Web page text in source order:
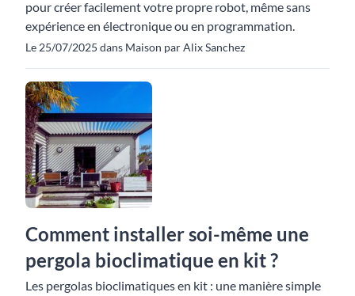
pour créer facilement votre propre robot, même sans
expérience en électronique ou en programmation.
Le 25/07/2025 dans Maison par Alix Sanchez
Comment installer soi-même une
pergola bioclimatique en kit ?
Les pergolas bioclimatiques en kit : une manière simple